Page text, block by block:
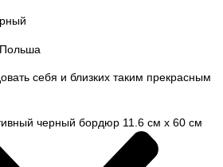
себя и близких таким прекрасным
черный бордюр 11.6 см х 60 см